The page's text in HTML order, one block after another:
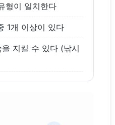
형이 일치한다
1개 이상이 있다
지킬 수 있다 (낚시